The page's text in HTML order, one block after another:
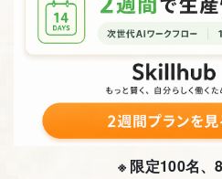
※ 限定100名、